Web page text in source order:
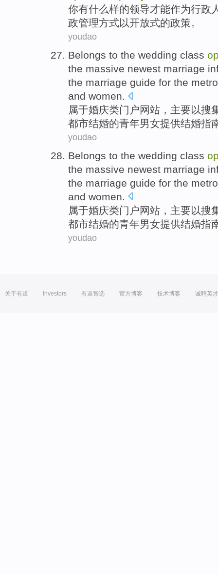
你有什么样的领导才能作为行政
政管理方式以开放式的政策。
youdao
Belongs to the wedding class
the massive newest marriage
the marriage guide for the
and women.
属于婚庆类门户网站， 主要以搜
都市结婚的青年男女提供结婚指
youdao
Belongs to the wedding class
the massive newest marriage
the marriage guide for the
and women
属于婚庆类门户网站， 主要以搜
都市结婚的青年男女提供结婚指
youdao
关于有道 Investors 有道智选 官方博客 技术博客 诚聘英才